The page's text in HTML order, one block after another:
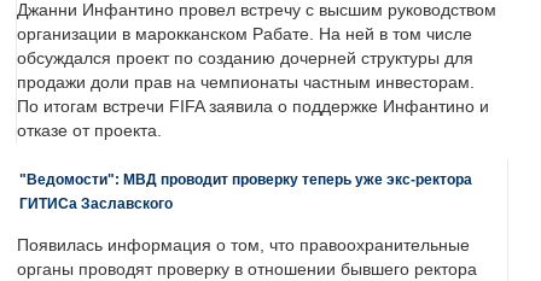
Джанни Инфантино провел встречу с высшим руководством
организации в марокканском Рабате. На ней в том числе
обсуждался проект по созданию дочерней структуры для
продажи доли прав на чемпионаты частным инвесторам.
По итогам встречи FIFA заявила о поддержке Инфантино и
отказе от проекта.
"Ведомости": МВД проводит проверку теперь уже экс-ректора
ГИТИСа Заславского
Появилась информация о том, что правоохранительные
органы проводят проверку в отношении бывшего ректора